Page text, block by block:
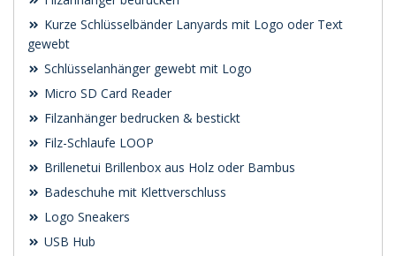
Kurze Schlüsselbänder Lanyards mit Logo oder Text
gewebt
Schlüsselanhänger gewebt mit Logo
Micro SD Card Reader
Filzanhänger bedrucken & bestickt
Filz-Schlaufe LOOP
Brillenetui Brillenbox aus Holz oder Bambus
Badeschuhe mit Klettverschluss
Logo Sneakers
USB Hub